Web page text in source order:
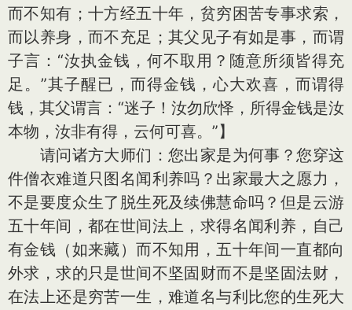
而不知有；十方经五十年，贫穷困苦专事求索，
而以养身，而不充足；其父见子有如是事，而谓
子言：“汝执金钱，何不取用？随意所须皆得充
足。”其子醒已，而得金钱，心大欢喜，而谓得
钱，其父谓言：“迷子！汝勿欣怿，所得金钱是汝
本物，汝非有得，云何可喜。”】
请问诸方大师们：您出家是为何事？您穿这
件僧衣难道只图名闻利养吗？出家最大之愿力，
不是要度众生了脱生死及续佛慧命吗？但是云游
五十年间，都在世间法上，求得名闻利养，自己
有金钱（如来藏）而不知用，五十年间一直都向
外求，求的只是世间不坚固财而不是坚固法财，
在法上还是穷苦一生，难道名与利比您的生死大